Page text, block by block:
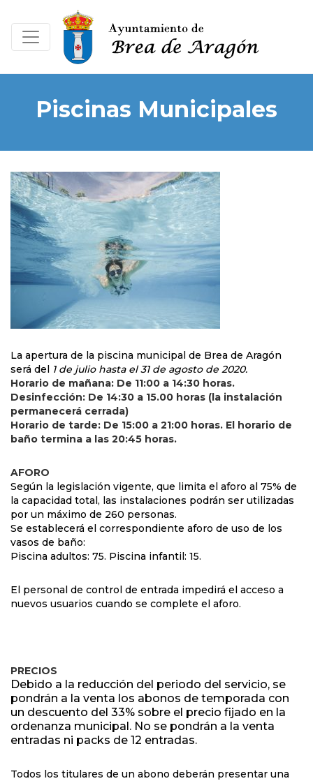
Piscinas Municipales
La apertura de la piscina municipal de Brea de Aragón
será del 1 de julio hasta el 31 de agosto de 2020.
Horario de mañana: De 11:00 a 14:30 horas.
Desinfección: De 14:30 a 15.00 horas (la instalación
permanecerá cerrada)
Horario de tarde: De 15:00 a 21:00 horas. El horario de
baño termina a las 20:45 horas.
AFORO
Según la legislación vigente, que limita el aforo al 75% de
la capacidad total, las instalaciones podrán ser utilizadas
por un máximo de 260 personas.
Se establecerá el correspondiente aforo de uso de los
vasos de baño:
Piscina adultos: 75. Piscina infantil: 15.
El personal de control de entrada impedirá el acceso a
nuevos usuarios cuando se complete el aforo.
PRECIOS
Debido a la reducción del periodo del servicio, se
pondrán a la venta los abonos de temporada con
un descuento del 33% sobre el precio fijado en la
ordenanza municipal. No se pondrán a la venta
entradas ni packs de 12 entradas.
Todos los titulares de un abono deberán presentar una